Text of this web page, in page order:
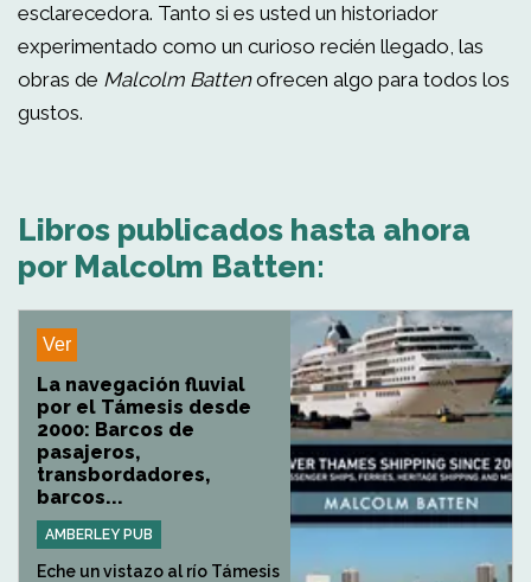
esclarecedora. Tanto si es usted un historiador
experimentado como un curioso recién llegado, las
obras de Malcolm Battenofrecen algo para todos los
gustos.
Libros publicados hasta ahora
por Malcolm Batten:
Ver
La navegación fluvial
por el Támesis desde
2000: Barcos de
pasajeros,
transbordadores,
barcos...
AMBERLEY PUB
Eche un vistazo al río Támesis